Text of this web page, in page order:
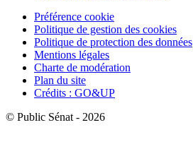
Préférence cookie
Politique de gestion des cookies
Politique de protection des données
Mentions légales
Charte de modération
Plan du site
Crédits : GO&UP
© Public Sénat - 2026